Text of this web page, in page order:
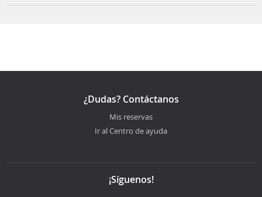
¿Dudas? Contáctanos
Mis reservas
Ir al Centro de ayuda
¡Síguenos!